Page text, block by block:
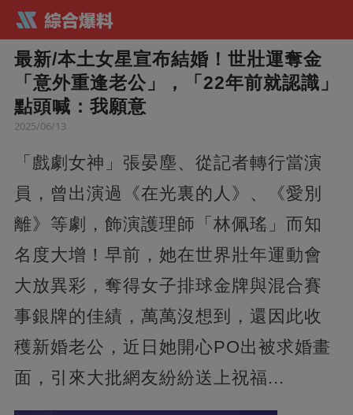
最新/本土女星宣布結婚！世壯運奪金
「意外重逢老公」，「22年前就認識」
點頭喊：我願意
2025/06/13
「戲劇女神」張晏塵、從記者轉行當演
員，曾出演過《在光裏的人》、《愛別
離》等劇，飾演護理師「林佩瑤」而知
名度大增！早前，她在世界壯年運動會
大放異彩，奪得女子排球金牌與混合賽
事銀牌的佳績，萬萬沒想到，還因此收
穫新婚老公，近日她開心PO出被求婚畫
面，引來大批網友紛紛送上祝福...